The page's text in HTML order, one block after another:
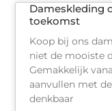
Dameskleding
toekomst
Koop bij ons
niet de mooiste
Gemakkelijk
aanvullen met
denkbaar